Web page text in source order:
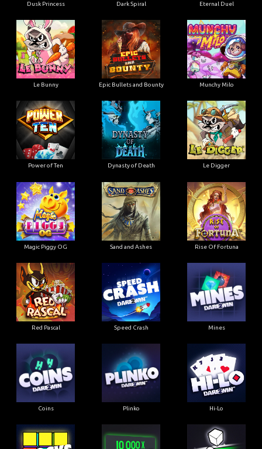
Dusk Princess Dark Spiral Eternal Duel
Le Bunny Epic Bullets and Bounty Munchy Milo
Power of Ten Dynasty of Death Le Digger
Magic Piggy OG Sand and Ashes Rise Of Fortuna
Red Pascal Speed Crash Mines
Coins Plinko Hi-Lo